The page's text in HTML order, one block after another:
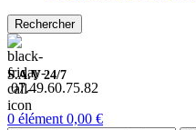
Rechercher
S.A.V 24/7
07.49.60.75.82
0 élément 0,00 €